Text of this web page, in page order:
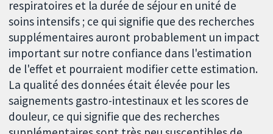
respiratoires et la durée de séjour en unité de
soins intensifs ; ce qui signifie que des recherches
supplémentaires auront probablement un impact
important sur notre confiance dans l'estimation
de l'effet et pourraient modifier cette estimation.
La qualité des données était élevée pour les
saignements gastro-intestinaux et les scores de
douleur, ce qui signifie que des recherches